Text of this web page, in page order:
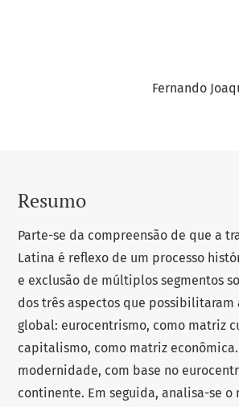
Fernando
Resumo
Parte-se da compreensão de que a
Latina é reflexo de um processo
e exclusão de múltiplos segmentos
dos três aspectos que
global: eurocentrismo, como matriz
capitalismo, como matriz
modernidade, com base no
continente. Em seguida, analisa-se